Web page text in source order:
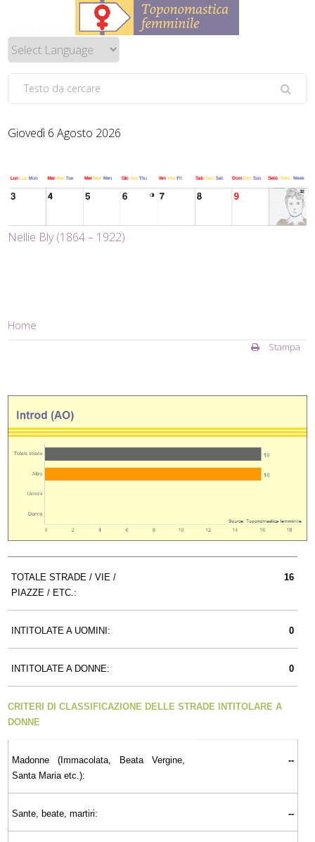
Giovedì 6 Agosto 2026
Nellie Bly (1864 – 1922)
Home
Stampa
TOTALE STRADE / VIE /
PIAZZE / ETC.:
16
INTITOLATE A UOMINI: 0
INTITOLATE A DONNE: 0
CRITERI DI CLASSIFICAZIONE DELLE STRADE INTITOLARE A
DONNE
Madonne (Immacolata, Beata Vergine,
Santa Maria etc.):
--
Sante, beate, martiri: --